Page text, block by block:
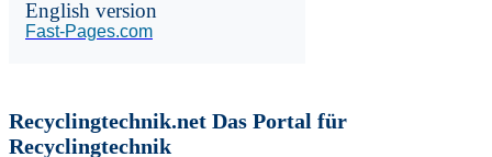
English version
Fast-Pages.com
Recyclingtechnik.net Das Portal für
Recyclingtechnik